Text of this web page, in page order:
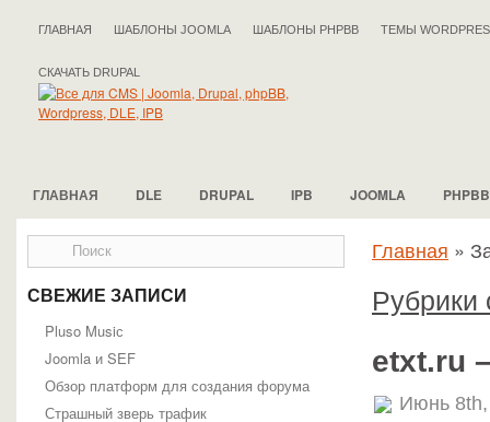
ГЛАВНАЯ ШАБЛОНЫ JOOMLA ШАБЛОНЫ PHPBB ТЕМЫ
СКАЧАТЬ DRUPAL
ГЛАВНАЯ DLE DRUPAL IPB JOOMLA PHPBB
СВЕЖИЕ ЗАПИСИ
Pluso Musiс
Joomla и SEF
Обзор платформ для создания форума
Страшный зверь трафик
Главная »
Рубрики
etxt.ru
Июнь